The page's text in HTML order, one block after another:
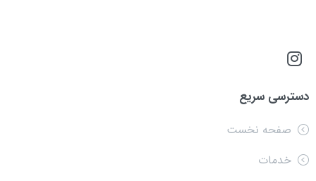
دسترسی سریع
صفحه نخست
خدمات